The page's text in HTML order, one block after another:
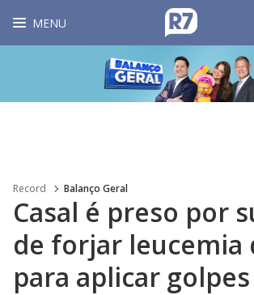
MENU
Record Balanço Geral
Casal é preso por
de forjar leucemia
para aplicar golpes